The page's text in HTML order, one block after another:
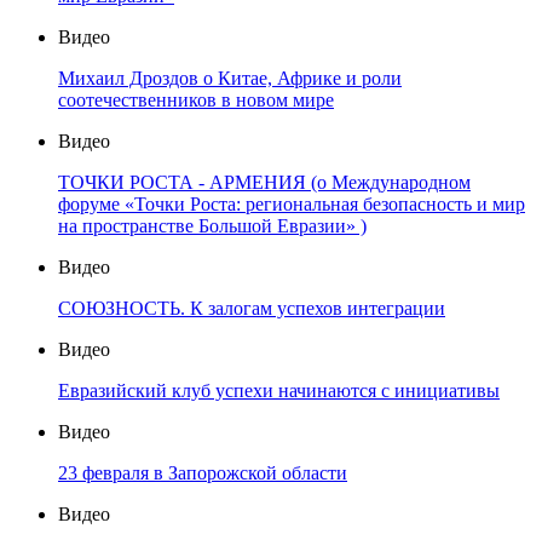
Видео
Михаил Дроздов о Китае, Африке и роли
соотечественников в новом мире
Видео
ТОЧКИ РОСТА - АРМЕНИЯ (о Международном
форуме «Точки Роста: региональная безопасность и мир
на пространстве Большой Евразии» )
Видео
СОЮЗНОСТЬ. К залогам успехов интеграции
Видео
Евразийский клуб успехи начинаются с инициативы
Видео
23 февраля в Запорожской области
Видео